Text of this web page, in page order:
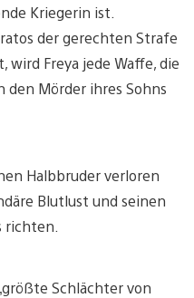
Kriegerin ist.
der gerechten Strafe
wird Freya jede Waffe, die
den Mörder ihres Sohns
Halbbruder verloren
Blutlust und seinen
richten.
Schlächter von